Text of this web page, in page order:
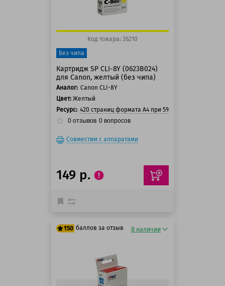
Код товара: 26210
Без чипа
Картридж SP CLI-8Y (0623B024)
для Canon, желтый (без чипа)
Аналог: Canon CLI-8Y
Цвет: Желтый
Ресурс: 420 страниц формата А4 при 5% заполнении
0 отзывов 0 вопросов
Совместим с аппаратами
149 р.
150 баллов за отзыв
150 баллов
В наличии